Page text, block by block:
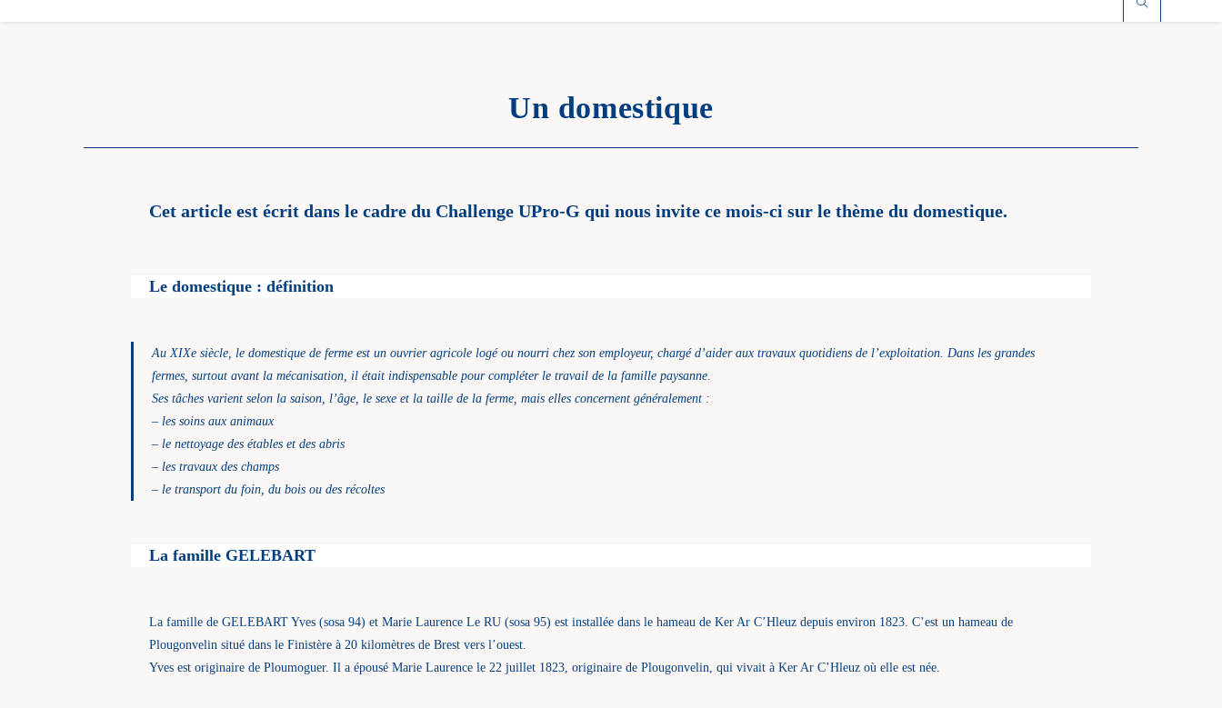
Un domestique
Cet article est écrit dans le cadre du Challenge UPro-G qui nous invite ce mois-ci sur le thème du domestique.
Le domestique : définition
Au XIXe siècle, le domestique de ferme est un ouvrier agricole logé ou nourri chez son employeur, chargé d’aider aux travaux quotidiens de l’exploitation. Dans les grandes
fermes, surtout avant la mécanisation, il était indispensable pour compléter le travail de la famille paysanne.
Ses tâches varient selon la saison, l’âge, le sexe et la taille de la ferme, mais elles concernent généralement :
– les soins aux animaux
– le nettoyage des étables et des abris
– les travaux des champs
– le transport du foin, du bois ou des récoltes
La famille GELEBART
La famille de GELEBART Yves (sosa 94) et Marie Laurence Le RU (sosa 95) est installée dans le hameau de Ker Ar C’Hleuz depuis environ 1823. C’est un hameau de
Plougonvelin situé dans le Finistère à 20 kilomètres de Brest vers l’ouest.
Yves est originaire de Ploumoguer. Il a épousé Marie Laurence le 22 juillet 1823, originaire de Plougonvelin, qui vivait à Ker Ar C’Hleuz où elle est née.